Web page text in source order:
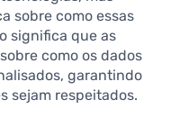
sobre como essas
significa que as
como os dados
garantindo
sejam respeitados.